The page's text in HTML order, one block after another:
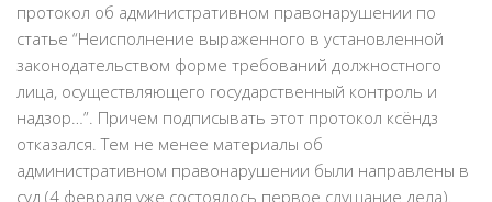
протокол об административном правонарушении по
статье “Неисполнение выраженного в установленной
законодательством форме требований должностного
лица, осуществляющего государственный контроль и
надзор…”. Причем подписывать этот протокол ксёндз
отказался. Тем не менее материалы об
административном правонарушении были направлены в
суд (4 февраля уже состоялось первое слушание дела).